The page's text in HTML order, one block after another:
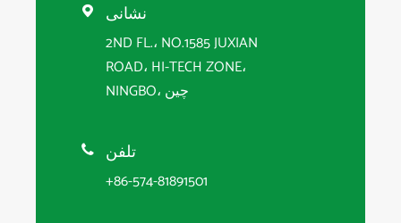
 نشانی
2ND FL.، NO.1585 JUXIAN
ROAD، HI-TECH ZONE،
NINGBO، چین
 تلفن
+86-574-81891501